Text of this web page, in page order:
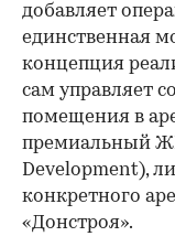
добавляет
единственная
концепция
сам управляет
помещения в
премиальный
Development),
конкретного
«Донстроя».